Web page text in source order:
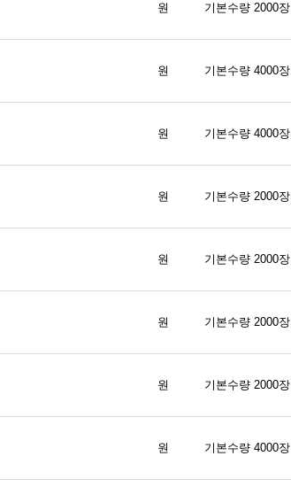
원 기본수량 2000장
원 기본수량 4000장
원 기본수량 4000장
원 기본수량 2000장
원 기본수량 2000장
원 기본수량 2000장
원 기본수량 2000장
원 기본수량 4000장